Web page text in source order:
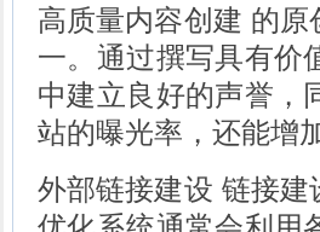
高质量内容创建 的
一。通过撰写具有价
中建立良好的声誉，
站的曝光率，还能增
外部链接建设 链接